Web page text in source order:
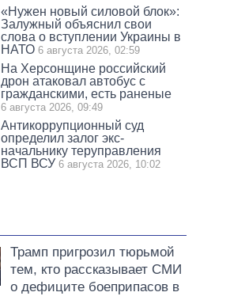
«Нужен новый силовой блок»:
Залужный объяснил свои
слова о вступлении Украины в
НАТО 6 августа 2026, 02:59
На Херсонщине российский
дрон атаковал автобус с
гражданскими, есть раненые
6 августа 2026, 09:49
Антикоррупционный суд
определил залог экс-
начальнику теруправления
ВСП ВСУ 6 августа 2026, 10:02
Трамп пригрозил тюрьмой
тем, кто рассказывает СМИ
о дефиците боеприпасов в